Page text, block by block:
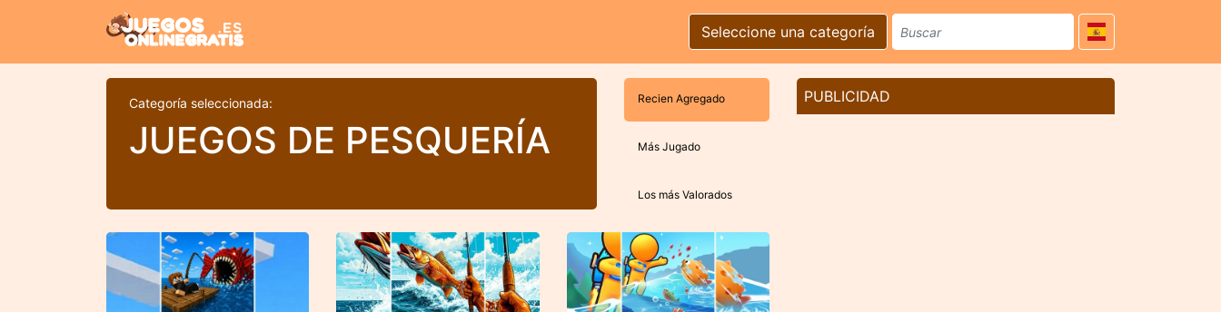
Seleccione una categoría
Categoría seleccionada:
JUEGOS DE PESQUERÍA
Recien Agregado
Más Jugado
Los más Valorados
PUBLICIDAD